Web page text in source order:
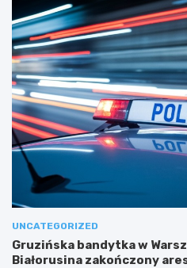
UNCATEGORIZED
Gruzińska bandytka w
Białorusina zakończony